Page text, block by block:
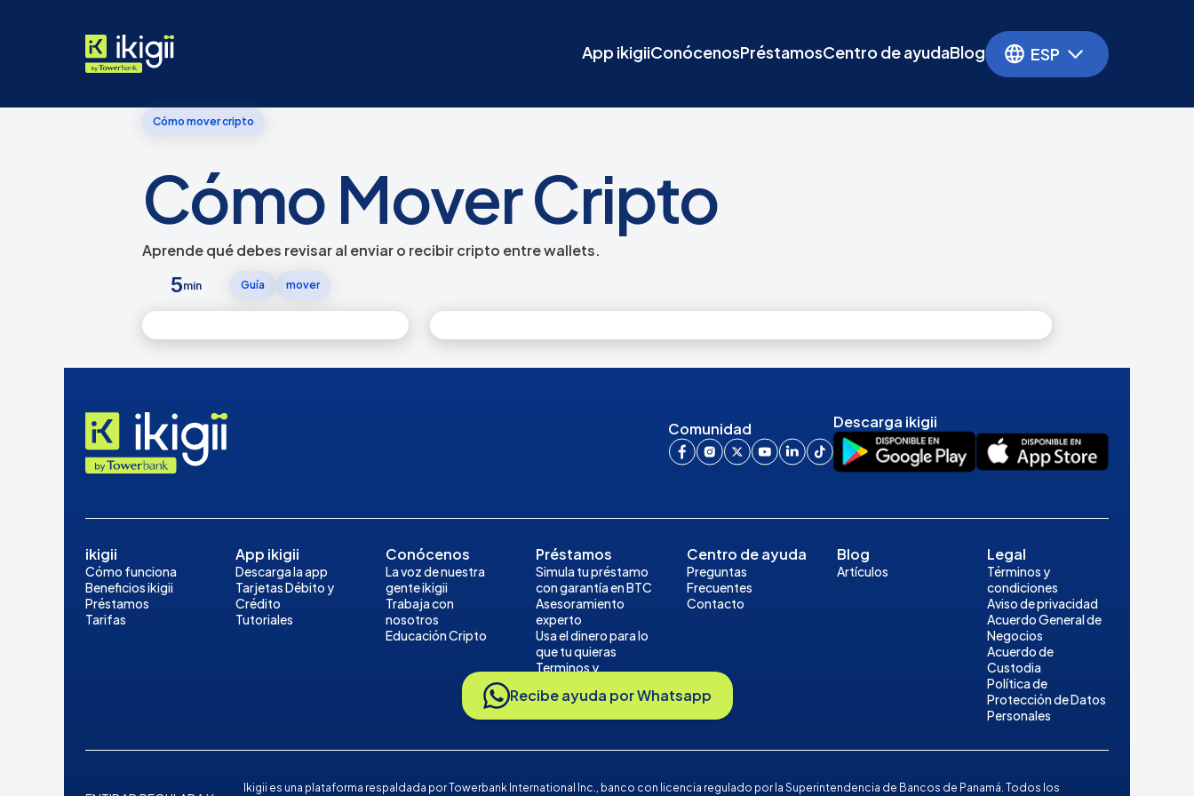
App ikigiiConócenosPréstamosCentro de ayudaBlog ESP
Cómo mover cripto
Cómo Mover Cripto
Aprende qué debes revisar al enviar o recibir cripto entre wallets.
5min Guía mover
Comunidad Descarga ikigii
ikigii
Cómo funciona
Beneficios ikigii
Préstamos
Tarifas
App ikigii
Descarga la app
Tarjetas Débito y
Crédito
Tutoriales
Conócenos
La voz de nuestra
gente ikigii
Trabaja con
nosotros
Educación Cripto
Préstamos
Simula tu préstamo
con garantía en BTC
Asesoramiento
experto
Usa el dinero para lo
que tu quieras
Terminos y
Prestamo
Centro de ayuda
Preguntas
Frecuentes
Contacto
Blog
Artículos
Legal
Términos y
condiciones
Aviso de privacidad
Acuerdo General de
Negocios
Acuerdo de
Custodia
Política de
Protección de Datos
Personales
Ikigii es una plataforma respaldada por Towerbank International Inc., banco con licencia regulado por la Superintendencia de Bancos de Panamá. Todos los
Recibe ayuda por Whatsapp